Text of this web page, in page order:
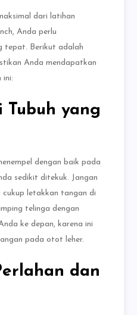
dari latihan
Anda perlu
tepat. Berikut adalah
Anda mendapatkan
ini:
Tubuh yang
dengan baik pada
sedikit ditekuk. Jangan
cukup letakkan tangan di
telinga dengan
ke depan, karena ini
pada otot leher.
dan